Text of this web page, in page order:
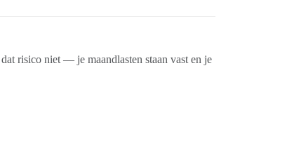
risico niet — je maandlasten staan vast en je